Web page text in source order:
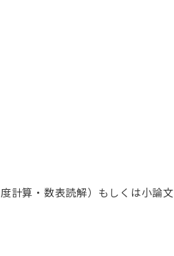
計算・数表読解）もしくは小論文